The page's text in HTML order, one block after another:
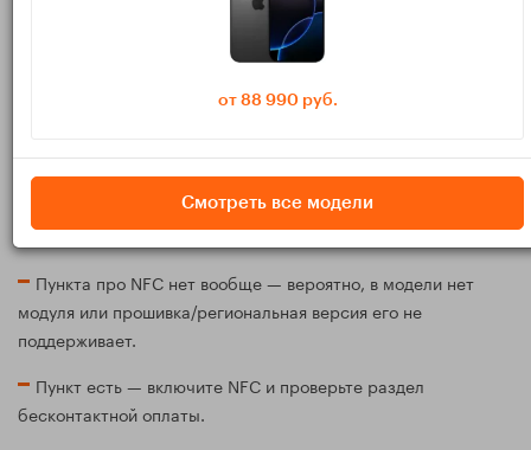
Шаг 1. Проверяем, что NFC есть и
Быстрее всего — через поиск в
Настройкии в строке поиска введите
Дальше возможны варианты:
Пункта про NFC нет вообще — вероятно, в модели нет
модуля или прошивка/региональная версия его не
поддерживает.
Пункт есть — включите NFC и проверьте раздел
бесконтактной оплаты.
от 88 990 руб.
Смотреть все модели